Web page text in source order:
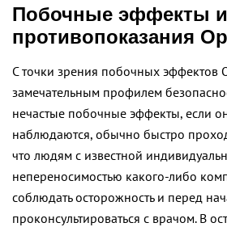
Побочные эффекты и
противопоказания
С точки зрения побочных эффектов
замечательным профилем
нечастые побочные эффекты, если
наблюдаются, обычно быстро
что людям с известной
непереносимостью какого-либо
соблюдать осторожность и перед
проконсультироваться с врачом. В